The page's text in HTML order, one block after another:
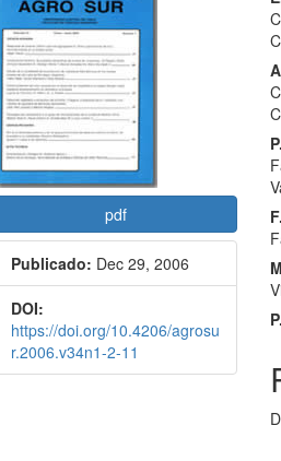
lateral
del
artículo
pdf
Publicado: Dec 29, 2006
DOI:
https://doi.org/10.4206/agrosu
r.2006.v34n1-2-11